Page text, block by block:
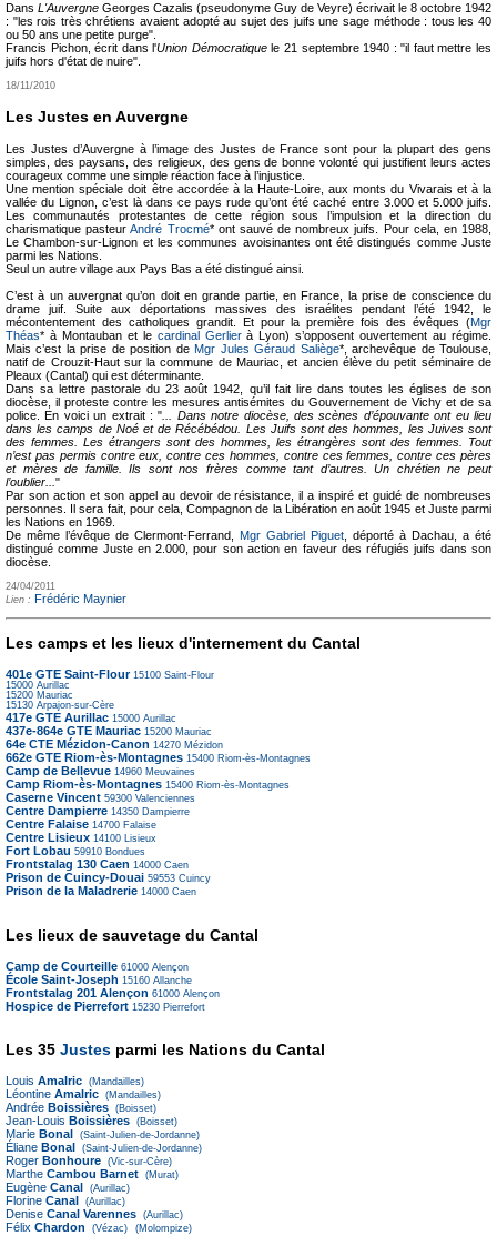
Dans L'Auvergne Georges Cazalis (pseudonyme Guy de Veyre) écrivait le 8 octobre 1942
: "les rois très chrétiens avaient adopté au sujet des juifs une sage méthode : tous les 40
ou 50 ans une petite purge".
Francis Pichon, écrit dans l'Union Démocratiquele 21 septembre 1940 : "il faut mettre les
juifs hors d'état de nuire".
18/11/2010
Les Justes en Auvergne
Les Justes d’Auvergne à l’image des Justes de France sont pour la plupart des gens
simples, des paysans, des religieux, des gens de bonne volonté qui justifient leurs actes
courageux comme une simple réaction face à l’injustice.
Une mention spéciale doit être accordée à la Haute-Loire, aux monts du Vivarais et à la
vallée du Lignon, c’est là dans ce pays rude qu’ont été caché entre 3.000 et 5.000 juifs.
Les communautés protestantes de cette région sous l’impulsion et la direction du
charismatique pasteurAndré Trocmé* ont sauvé de nombreux juifs. Pour cela, en 1988,
Le Chambon-sur-Lignon et les communes avoisinantes ont été distingués comme Juste
parmi les Nations.
Seul un autre village aux Pays Bas a été distingué ainsi.
C’est à un auvergnat qu’on doit en grande partie, en France, la prise de conscience du
drame juif. Suite aux déportations massives des israélites pendant l’été 1942, le
mécontentement des catholiques grandit. Et pour la première fois des évêques (Mgr
Théas* à Montauban et le cardinal Gerlierà Lyon) s’opposent ouvertement au régime.
Mais c’est la prise de position deMgr Jules Géraud Saliège*, archevêque de Toulouse,
natif de Crouzit-Haut sur la commune de Mauriac, et ancien élève du petit séminaire de
Pleaux (Cantal) qui est déterminante.
Dans sa lettre pastorale du 23 août 1942, qu’il fait lire dans toutes les églises de son
diocèse, il proteste contre les mesures antisémites du Gouvernement de Vichy et de sa
police. En voici un extrait : " ... Dans notre diocèse, des scènes d’épouvante ont eu lieu
dans les camps de Noé et de Récébédou. Les Juifs sont des hommes, les Juives sont
des femmes. Les étrangers sont des hommes, les étrangères sont des femmes. Tout
n’est pas permis contre eux, contre ces hommes, contre ces femmes, contre ces pères
et mères de famille. Ils sont nos frères comme tant d’autres. Un chrétien ne peut
l’oublier... "
Par son action et son appel au devoir de résistance, il a inspiré et guidé de nombreuses
personnes. Il sera fait, pour cela, Compagnon de la Libération en août 1945 et Juste parmi
les Nations en 1969.
De même l’évêque de Clermont-Ferrand, Mgr Gabriel Piguet , déporté à Dachau, a été
distingué comme Juste en 2.000, pour son action en faveur des réfugiés juifs dans son
diocèse.
24/04/2011
Lien : Frédéric Maynier
Les camps et les lieux d'internement du Cantal
401e GTE Saint-Flour 15100 Saint-Flour
15000 Aurillac
15200 Mauriac
15130 Arpajon-sur-Cère
417e GTE Aurillac 15000 Aurillac
437e-864e GTE Mauriac 15200 Mauriac
64e CTE Mézidon-Canon 14270 Mézidon
662e GTE Riom-ès-Montagnes 15400 Riom-ès-Montagnes
Camp de Bellevue 14960 Meuvaines
Camp Riom-ès-Montagnes 15400 Riom-ès-Montagnes
Caserne Vincent 59300 Valenciennes
Centre Dampierre 14350 Dampierre
Centre Falaise 14700 Falaise
Centre Lisieux 14100 Lisieux
Fort Lobau 59910 Bondues
Frontstalag 130 Caen 14000 Caen
Prison de Cuincy-Douai 59553 Cuincy
Prison de la Maladrerie 14000 Caen
Les lieux de sauvetage du Cantal
Camp de Courteille 61000 Alençon
École Saint-Joseph 15160 Allanche
Frontstalag 201 Alençon 61000 Alençon
Hospice de Pierrefort 15230 Pierrefort
Les 35 Justes parmi les Nations du Cantal
Louis Amalric (Mandailles)
Léontine Amalric (Mandailles)
Andrée Boissières (Boisset)
Jean-Louis Boissières (Boisset)
Marie Bonal (Saint-Julien-de-Jordanne)
Éliane Bonal (Saint-Julien-de-Jordanne)
Roger Bonhoure (Vic-sur-Cère)
Marthe Cambou Barnet (Murat)
Eugène Canal (Aurillac)
Florine Canal (Aurillac)
Denise Canal Varennes (Aurillac)
Félix Chardon (Vézac) (Molompize)